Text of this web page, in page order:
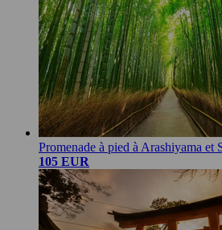
Promenade à pied à Arashiyama et
105 EUR